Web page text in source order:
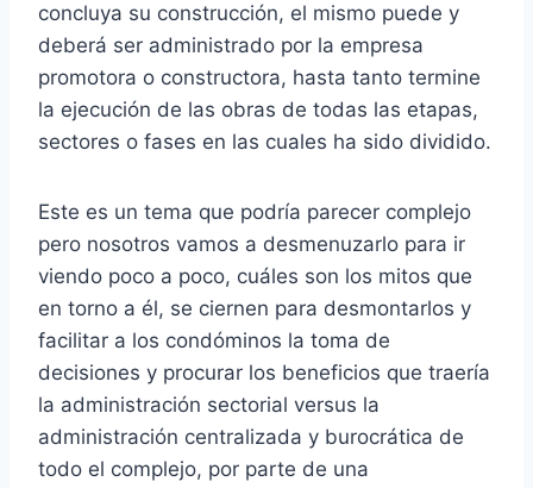
concluya su construcción, el mismo puede y
deberá ser administrado por la empresa
promotora o constructora, hasta tanto termine
la ejecución de las obras de todas las etapas,
sectores o fases en las cuales ha sido dividido.
Este es un tema que podría parecer complejo
pero nosotros vamos a desmenuzarlo para ir
viendo poco a poco, cuáles son los mitos que
en torno a él, se ciernen para desmontarlos y
facilitar a los condóminos la toma de
decisiones y procurar los beneficios que traería
la administración sectorial versus la
administración centralizada y burocrática de
todo el complejo, por parte de una